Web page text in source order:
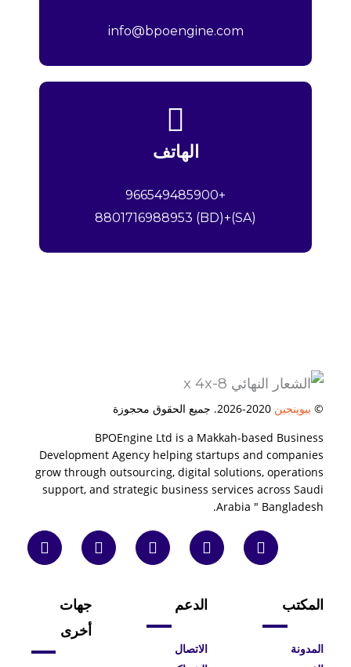
info@bpoengine.com
الهاتف
+966549485900
(SA)+8801716988953 (BD)
© ببوينجين
BPOEngine Ltd is a Makkah-based Business
Development Agency helping startups and companies
grow through outsourcing, digital solutions, operations
support, and strategic business services across Saudi
Arabia " Bangladesh.
ف
ي
س
ت
و
ي
ل
ي
ن
ن
و
ا
ت
ب
ي
و
ت
المكتب
المدونة
الدعم
الاتصال
جهات
أخرى